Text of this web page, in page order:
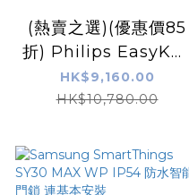
(熱賣之選)(優惠價85
折) Philips EasyKey
902-MFVP 掌靜脈人
臉視像智能鎖 曜石黑
費另付）
HK$9,160.00
HK$10,780.00